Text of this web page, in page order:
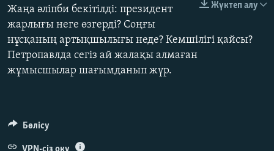
Жүктеп алу
Жаңа әліпби бекітілді: президент
жарлығы неге өзгерді? Соңғы
нұсқаның артықшылығы неде? Кемшілігі қайсы?
Петропавлда сегіз ай жалақы алмаған
жұмысшылар шағымданып жүр.
Бөлісу